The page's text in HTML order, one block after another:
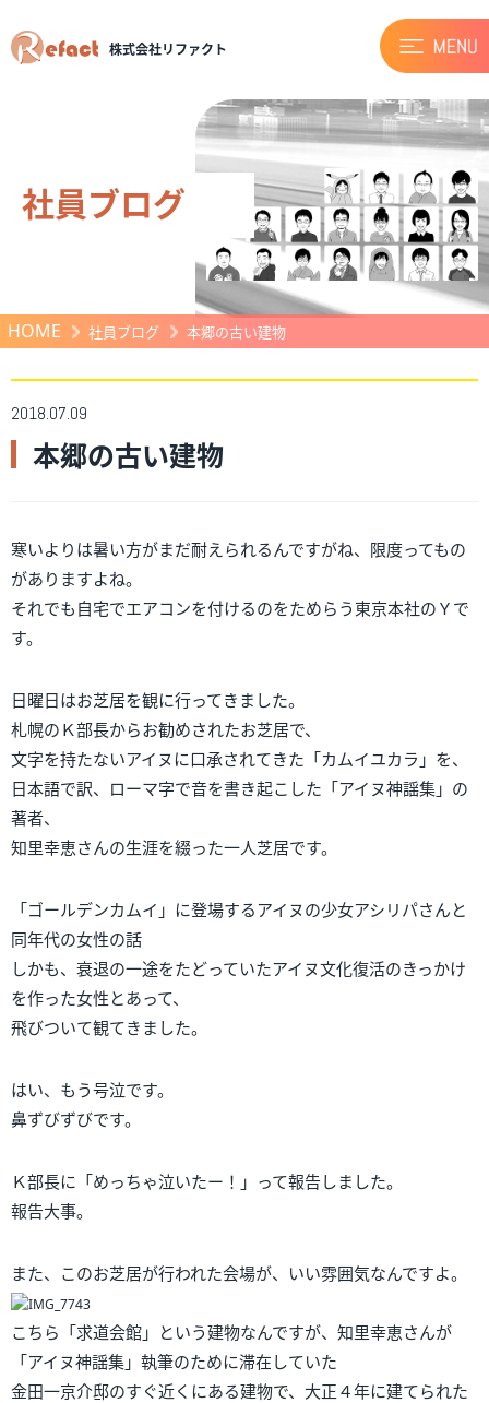
株式会社リファクト
社員ブログ
HOME 社員ブログ 本郷の古い建物
2018.07.09
本郷の古い建物
寒いよりは暑い方がまだ耐えられるんですがね、限度ってもの
がありますよね。
それでも自宅でエアコンを付けるのをためらう東京本社のＹで
す。
日曜日はお芝居を観に行ってきました。
札幌のＫ部長からお勧めされたお芝居で、
文字を持たないアイヌに口承されてきた「カムイユカラ」を、
日本語で訳、ローマ字で音を書き起こした「アイヌ神謡集」の
著者、
知里幸恵さんの生涯を綴った一人芝居です。
「ゴールデンカムイ」に登場するアイヌの少女アシリパさんと
同年代の女性の話
しかも、衰退の一途をたどっていたアイヌ文化復活のきっかけ
を作った女性とあって、
飛びついて観てきました。
はい、もう号泣です。
鼻ずびずびです。
Ｋ部長に「めっちゃ泣いたー！」って報告しました。
報告大事。
また、このお芝居が行われた会場が、いい雰囲気なんですよ。
こちら「求道会館」という建物なんですが、知里幸恵さんが
「アイヌ神謡集」執筆のために滞在していた
金田一京介邸のすぐ近くにある建物で、大正４年に建てられた